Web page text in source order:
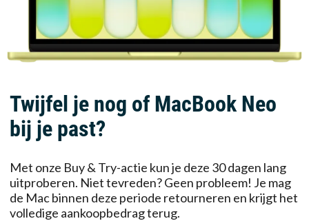
Twijfel je nog of MacBook Neo
bij je past?
Met onze Buy & Try-actie kun je deze 30 dagen lang
uitproberen. Niet tevreden? Geen probleem! Je mag
de Mac binnen deze periode retourneren en krijgt het
volledige aankoopbedrag terug.